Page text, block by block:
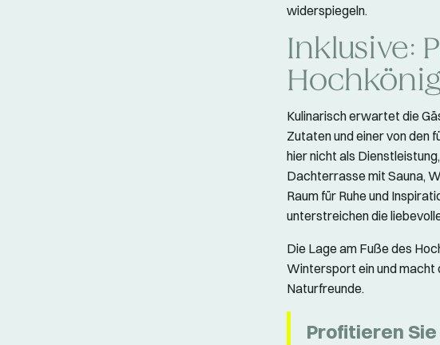
widerspiegeln.
Inklusive:
Kulinarisch erwartet die
Zutaten und einer von den
hier nicht als
Dachterrasse mit Sauna,
Raum für Ruhe und
unterstreichen die
Die Lage am Fuße des
Wintersport ein und macht
Naturfreunde.
Profitieren